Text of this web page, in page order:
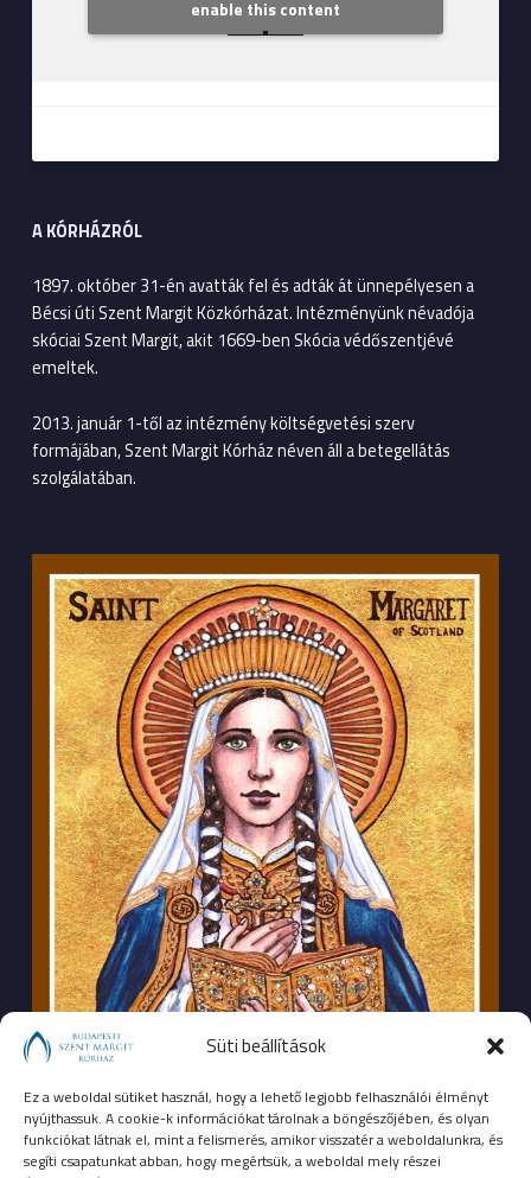
Süti beállítások
Ez a weboldal sütiket használ, hogy a lehető legjobb felhasználói élményt
nyújthassuk. A cookie-k információkat tárolnak a böngészőjében, és olyan
funkciókat látnak el, mint a felismerés, amikor visszatér a weboldalunkra, és
segíti csapatunkat abban, hogy megértsük, a weboldal mely részei
enable this content
A KÓRHÁZRÓL
1897. október 31-én avatták fel és adták át ünnepélyesen a
Bécsi úti Szent Margit Közkórházat. Intézményünk névadója
skóciai Szent Margit, akit 1669-ben Skócia védőszentjévé
emeltek.
2013. január 1-től az intézmény költségvetési szerv
formájában, Szent Margit Kórház néven áll a betegellátás
szolgálatában.